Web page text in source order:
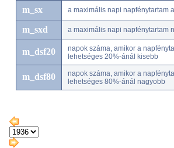
m_sx a maximális napi napfénytartam
m_sxd a maximális napi napfénytartam
m_dsf20
napok száma, amikor a
lehetséges 20%-ánál kisebb
m_dsf80
napok száma, amikor a
lehetséges 80%-ánál nagyobb